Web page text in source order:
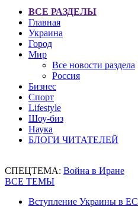
ВСЕ РАЗДЕЛЫ
Главная
Украина
Город
Мир
Все новости раздела
Россия
Бизнес
Спорт
Lifestyle
Шоу-биз
Наука
БЛОГИ ЧИТАТЕЛЕЙ
СПЕЦТЕМА: Война в Иране
ВСЕ ТЕМЫ
Вступление Украины в ЕС